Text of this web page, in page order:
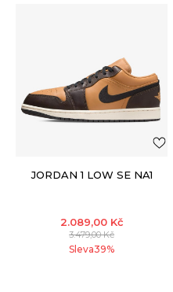
JORDAN 1 LOW SE NA1
2.089,00 Kč
3.479,00Kč
Sleva39%